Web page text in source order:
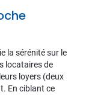
la sérénité sur le
locataires de
loyers (deux
En ciblant ce